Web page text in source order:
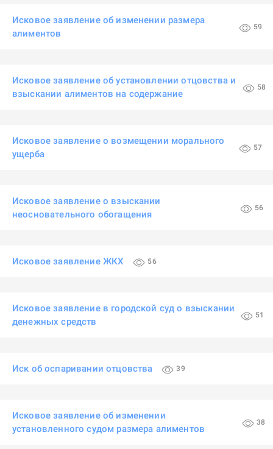
Исковое заявление об изменении размера
алиментов
59
Исковое заявление об установлении отцовства и
взыскании алиментов на содержание
58
Исковое заявление о возмещении морального
ущерба
57
Исковое заявление о взыскании
неосновательного обогащения
56
Исковое заявление ЖКХ 56
Исковое заявление в городской суд о взыскании
денежных средств
51
Иск об оспаривании отцовства 39
Исковое заявление об изменении
установленного судом размера алиментов
38